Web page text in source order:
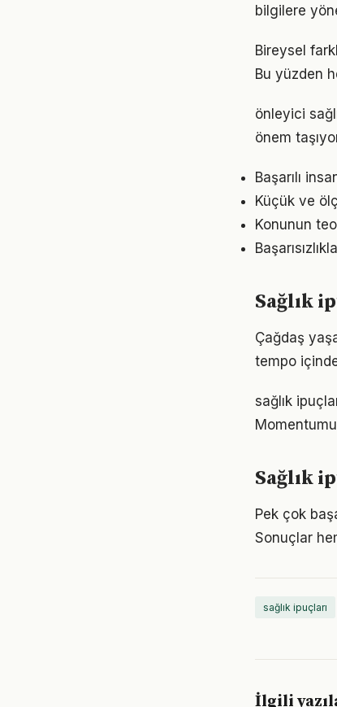
bilgilere
Bireysel
Bu yüzden
önleyici
önem
Başarılı
Küçük ve
Konunun
Sağlık
Çağdaş
tempo
sağlık
Sağlık
Pek çok
Sonuçlar
sağlık ipuçları
İlgili